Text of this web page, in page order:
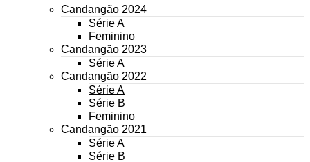
Candangão 2024
Série A
Feminino
Candangão 2023
Série A
Candangão 2022
Série A
Série B
Feminino
Candangão 2021
Série A
Série B